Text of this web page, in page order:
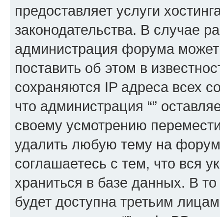
предоставляет услуги
законодательства. В случае
администрация форума
поставить об этом в
сохраняются IP адреса всех
что администрация “”
своему усмотрению
удалить любую тему на
соглашаетесь с тем, что вся
храниться в базе данных. В
будет доступна третьим